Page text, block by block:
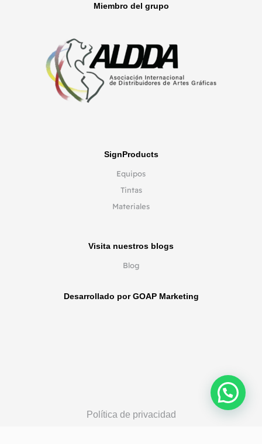
Miembro del grupo
SignProducts
Equipos
Tintas
Materiales
Desarrollado por GOAP Marketing
Política de privacidad
Visita nuestros blogs
Blog